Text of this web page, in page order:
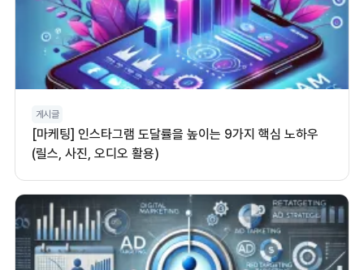
게시글
[마케팅] 인스타그램 도달률을 높이는 9가지 핵심 노하우
(릴스, 사진, 오디오 활용)